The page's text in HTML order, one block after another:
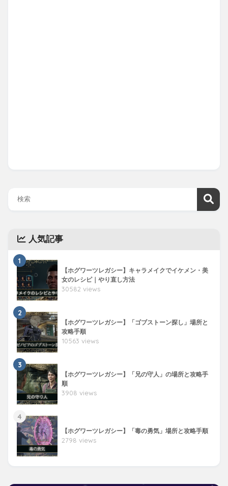
人気記事
1
【ホグワーツレガシー】キャラメイクでイケメン・美
女のレシピ｜やり直し方法
30582 views
2
【ホグワーツレガシー】「ゴブストーン探し」場所と
攻略手順
10563 views
3
【ホグワーツレガシー】「兄の守人」の場所と攻略手
順
3908 views
4
【ホグワーツレガシー】「毒の勇気」場所と攻略手順
2798 views